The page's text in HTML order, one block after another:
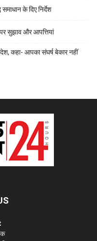
के दिए निर्देश
सुझाव और आपत्तियां
कहा- आपका संघर्ष बेकार नहीं